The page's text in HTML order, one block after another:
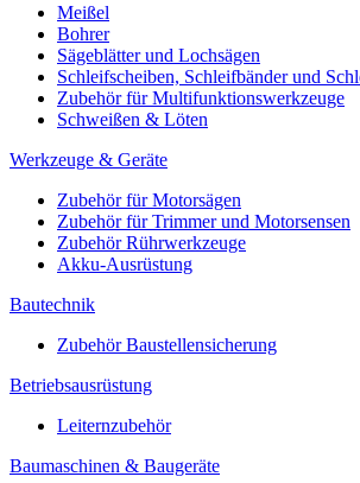
Meißel
Bohrer
Sägeblätter und Lochsägen
Schleifscheiben, Schleifbänder und
Zubehör für Multifunktionswerkzeuge
Schweißen & Löten
Werkzeuge & Geräte
Zubehör für Motorsägen
Zubehör für Trimmer und Motorsensen
Zubehör Rührwerkzeuge
Akku-Ausrüstung
Bautechnik
Zubehör Baustellensicherung
Betriebsausrüstung
Leiternzubehör
Baumaschinen & Baugeräte